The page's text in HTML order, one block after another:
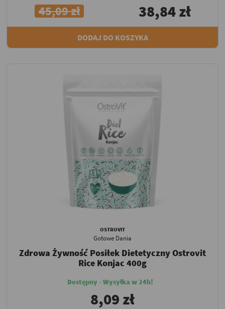
45,09 zł 38,84 zł
DODAJ DO KOSZYKA
OSTROVIT
Gotowe Dania
Zdrowa Żywność Posiłek Dietetyczny Ostrovit
Rice Konjac 400g
Dostępny - Wysyłka w 24h!
8,09 zł